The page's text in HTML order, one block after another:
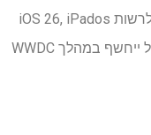
משחקים חדשה), ותוכלו לבדוק מה עומד לרשות iOS 26, iPados
16, WatchOS 26 ו- Visionos 26 לפני הכל ייחשף במהלך WWDC